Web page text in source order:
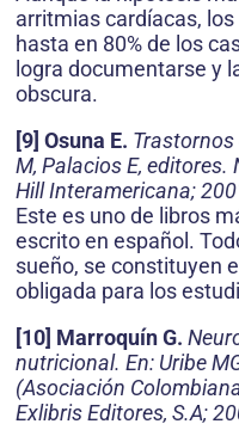
arritmias cardíacas,
hasta en 80% de los
logra documentarse y
obscura.
[9] Osuna E. Trastornos
M, Palacios E,
Hill Interamericana;
Este es uno de libros
escrito en español.
sueño, se constituyen
obligada para los
[10] Marroquín G.
nutricional. En: Uribe
(Asociación
Exlibris Editores, S.A;